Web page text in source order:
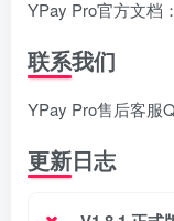
YPay Pro官方文档：
联系我们
YPay Pro售后客服
更新日志